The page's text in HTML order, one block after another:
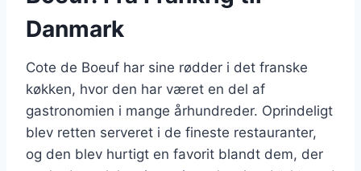
Danmark
Cote de Boeuf har sine rødder i det franske
køkken, hvor den har været en del af
gastronomien i mange århundreder. Oprindeligt
blev retten serveret i de fineste restauranter,
og den blev hurtigt en favorit blandt dem, der